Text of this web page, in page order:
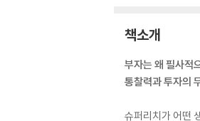
책소개
부자는 왜 필사적
통찰력과 투자의
슈퍼리치가 어떤